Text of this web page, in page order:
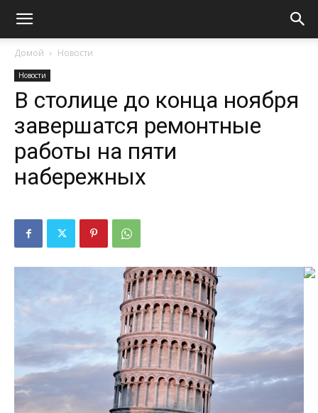
Домой Новости
Новости
В столице до конца ноября
завершатся ремонтные
работы на пяти
набережных